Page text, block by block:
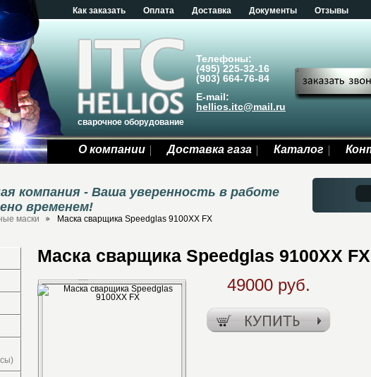
Как заказать Оплата Доставка Документы Отзывы
сварочное оборудование
Телефоны:
(495) 225-32-16
(903) 664-76-84
E-mail:
hellios.itc@mail.ru
О компании Доставка газа Каталог
компания - Ваша уверенность в работе
временем!
маски Маска сварщика Speedglas 9100XX FX
Маска сварщика Speedglas 9100XX FX
49000 руб.